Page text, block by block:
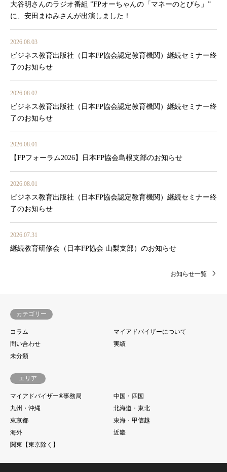
大谷明さんのラジオ番組 ”FPオーちゃんの「マネーのとびら」”
に、安田まゆみさんが出演しました！
2026.08.03
ビジネス教育出版社（日本FP協会認定教育機関）継続セミナー終
了のお知らせ
2026.08.02
ビジネス教育出版社（日本FP協会認定教育機関）継続セミナー終
了のお知らせ
2026.08.01
【FPフォーラム2026】日本FP協会島根支部のお知らせ
2026.08.01
ビジネス教育出版社（日本FP協会認定教育機関）継続セミナー終
了のお知らせ
2026.07.31
継続教育研修会（日本FP協会 山梨支部）のお知らせ
お知らせ一覧
カテゴリー
コラム
マイアドバイザーについて
問い合わせ
実績
未分類
エリア
マイアドバイザー®事務局
中国・四国
九州・沖縄
北海道・東北
東京都
東海・甲信越
海外
近畿
関東【東京除く】